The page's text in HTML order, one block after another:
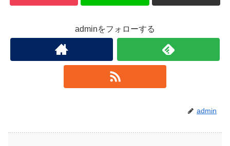
adminをフォローする
admin